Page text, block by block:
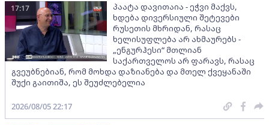
პაატა დავითაია - ეჭვი მაქვს,
ხდება დივერსიული შეტევები
რუსეთის მხრიდან, რასაც
ხელისუფლება არ ახმაურებს -
„ენგურჰესი“ მთლიან
საქართველოს არ ფარავს, რასაც
გვეუბნებიან, რომ მოხდა დაზიანება და მთელ ქვეყანაში
შუქი გაითიშა, ეს შეუძლებელია
17:17
2026/08/05 22:17